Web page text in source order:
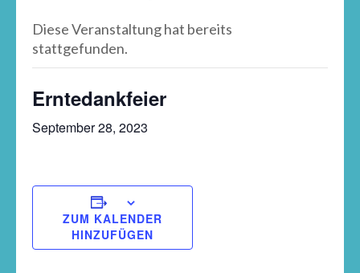
Diese Veranstaltung hat bereits
stattgefunden.
Erntedankfeier
September 28, 2023
ZUM KALENDER
HINZUFÜGEN